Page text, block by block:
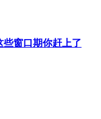
些窗口期你赶上了